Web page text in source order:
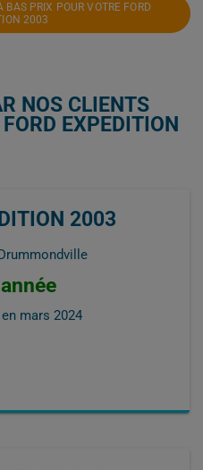
PRIX POUR VOTRE FORD
2003
NOS CLIENTS
EXPEDITION
2003
mars 2024